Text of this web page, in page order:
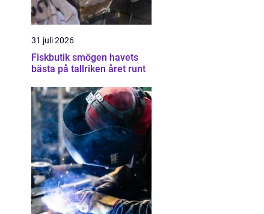
31 juli 2026
Fiskbutik smögen havets
bästa på tallriken året runt